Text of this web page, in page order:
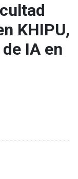
KHIPU,
IA en